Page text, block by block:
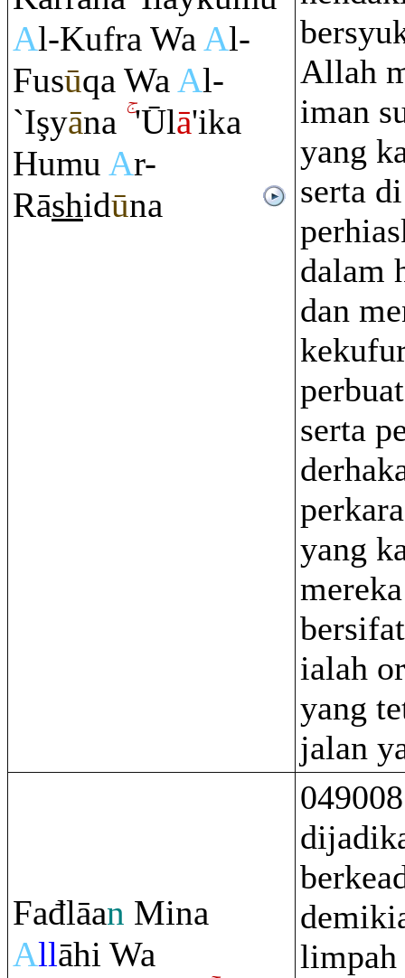
Al-Kufra WaAl-
Fusūqa WaAl-
`Işyāna 'Ūlā'ika
Humu Ar-
Rāshidūna
Allah
iman
yang
serta di
dalam
dan
serta
yang
ialah
yang
jalan
Fađlāan Mina
Allāhi Wa
limpah